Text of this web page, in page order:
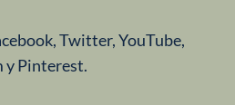
Twitter, YouTube,
y Pinterest.